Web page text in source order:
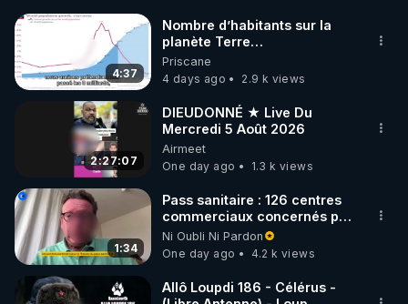
4:37
Nombre d’habitants sur la
planète Terre…
Priscane
4 days ago
2.9 k views
2:27:07
DIEUDONNÉ ★ Live Du
Mercredi 5 Août 2026
Airmeet
One day ago
1.3 k views
1:34
Pass sanitaire : 126 centres
commerciaux concernés par
l'obligation dans toute la
France
Ni Oubli Ni Pardon
One day ago
4.2 k views
Allô Loupdi 186 - Célérus -